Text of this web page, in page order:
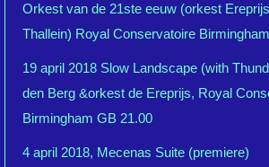
Orkest van de 21ste eeuw (orkest
Thallein) Royal Conservatoire
19 april 2018 Slow Landscape (with
den Berg &orkest de Ereprijs, Royal
Birmingham GB 21.00
4 april 2018, Mecenas Suite (premiere)